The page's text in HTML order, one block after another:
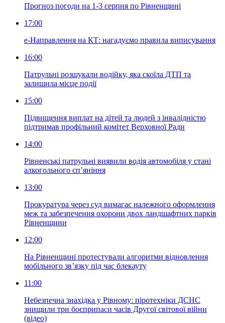
Прогноз погоди на 1-3 серпня по Рівненщині
17:00
е-Направлення на КТ: нагадуємо правила виписування
16:00
Патрульні розшукали водійку, яка скоїла ДТП та
залишила місце події
15:00
Підвищення виплат на дітей та людей з інвалідністю
підтримав профільний комітет Верховної Ради
14:00
Рівненські патрульні виявили водія автомобіля у стані
алкогольного сп’яніння
13:00
Прокуратура через суд вимагає належного оформлення
меж та забезпечення охорони двох ландшафтних парків
Рівненщини
12:00
На Рівненщині протестували алгоритми відновлення
мобільного зв’язку під час блекауту
11:00
Небезпечна знахідка у Рівному: піротехніки ДСНС
знищили три боєприпаси часів Другої світової війни
(відео)